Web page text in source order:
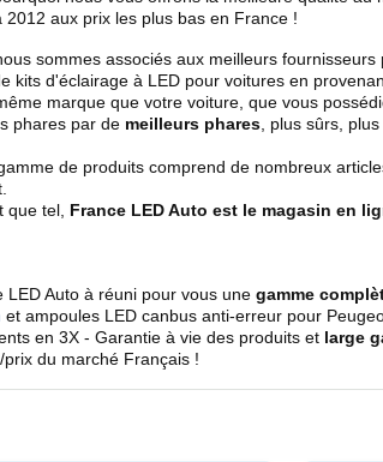
2012 aux prix les plus bas en France !
sommes associés aux meilleurs
kits d'éclairage à LED pour voitures en
marque que votre voiture, que vous
phares par de meilleurs phares , plus sûrs,
de produits comprend de nombreux
que tel, France LED Auto est le magasin en
LED Auto à réuni pour vous une gamme
et ampoules LED canbus anti-erreur pour
en 3X - Garantie à vie des produits et large
prix du marché Français !